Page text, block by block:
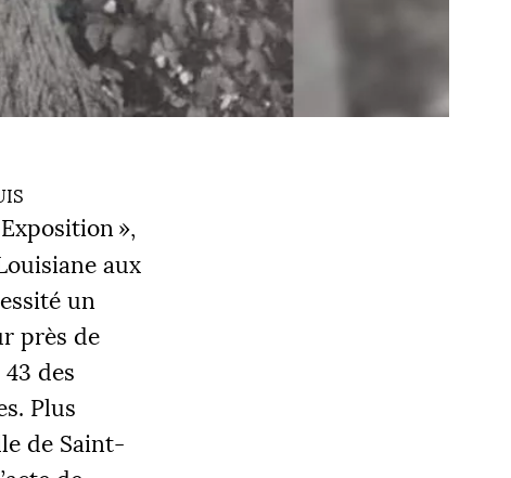
»,
aux
un
près de
des
Plus
de Saint-